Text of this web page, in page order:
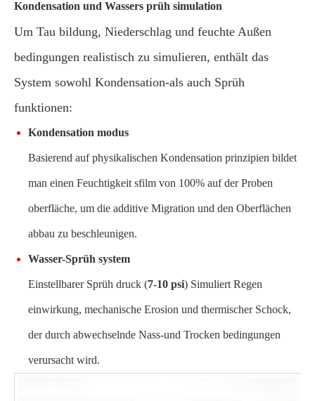
Kondensation und Wassers prüh simulation
Um Tau bildung, Niederschlag und feuchte Außen
bedingungen realistisch zu simulieren, enthält das
System sowohl Kondensation-als auch Sprüh
funktionen:
Kondensation modus
Basierend auf physikalischen Kondensation prinzipien bildet
man einen Feuchtigkeit sfilm von 100% auf der Proben
oberfläche, um die additive Migration und den Oberflächen
abbau zu beschleunigen.
Wasser-Sprüh system
Einstellbarer Sprüh druck (7-10 psi) Simuliert Regen
einwirkung, mechanische Erosion und thermischer Schock,
der durch abwechselnde Nass-und Trocken bedingungen
verursacht wird.